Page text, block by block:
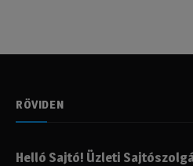
RÖVIDEN
Helló Sajtó! Üzleti